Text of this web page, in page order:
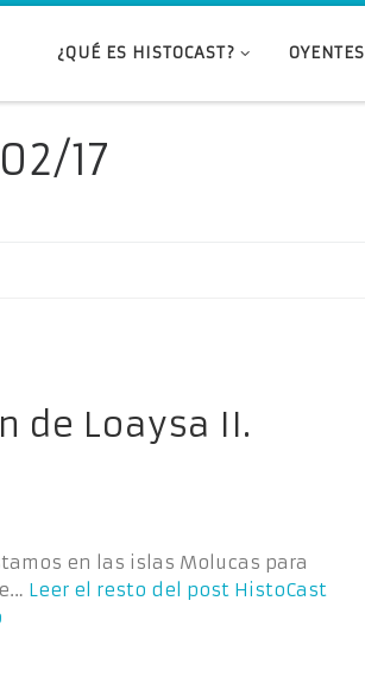
¿QUÉ ES HISTOCAST? OYENTES
17
de Loaysa II.
en las islas Molucas para
Leer el resto del post HistoCast